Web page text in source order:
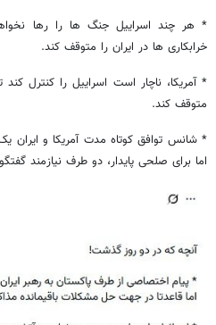
* هر چند اسراییل جنگ ها را رها
خرابکاری ها در ایران را متوقف کند.
* آمریکا، ناچار است اسراییل را کنترل
متوقف کند.
* شانس توافق کوتاه مدت آمریکا و ایران
اما برای صلحی پایدار، دو طرف نیازمند